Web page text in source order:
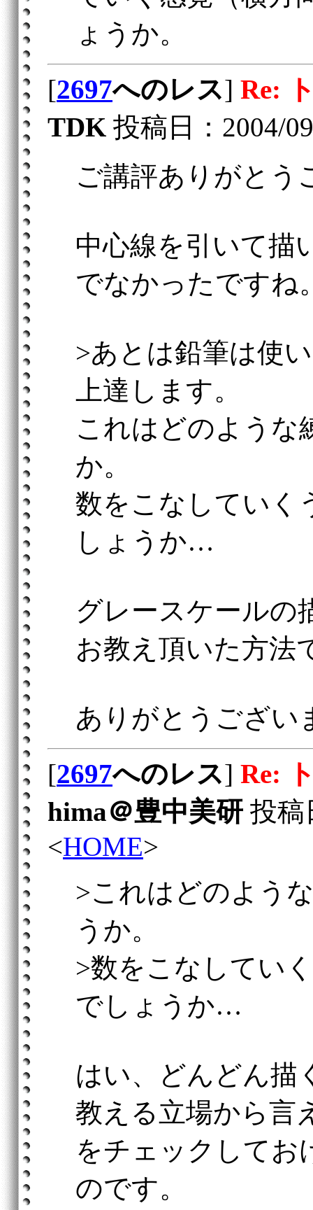
ょうか。
[2697へのレス] Re:
TDK 投稿日：2004/
ご講評ありがとう
中心線を引いて描
でなかったですね
>あとは鉛筆は使
上達します。
これはどのような
か。
数をこなしていく
しょうか…
グレースケールの
お教え頂いた方法
ありがとうござい
[2697へのレス] Re:
hima＠豊中美研 投稿
<HOME>
>これはどのよう
うか。
>数をこなしてい
でしょうか…
はい、どんどん描
教える立場から言
をチェックしてお
のです。